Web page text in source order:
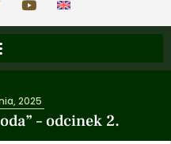
– odcinek 2.
2025